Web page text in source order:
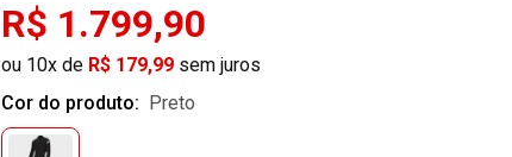
R$ 1.799,90
ou 10x de R$ 179,99 sem juros
Cor do produto:
preto